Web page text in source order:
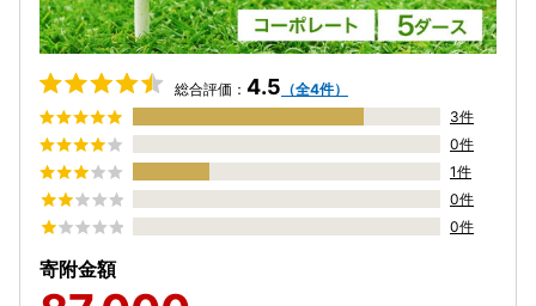
総合評価： 4.5 （全4件）
3件
0件
1件
0件
0件
寄附金額